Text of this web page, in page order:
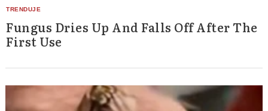
Fungus Dries Up And Falls Off After The
First Use